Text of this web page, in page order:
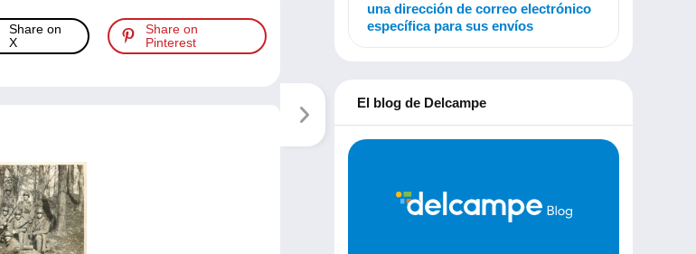
Share on
X
Share on
Pinterest
una dirección de correo electrónico
específica para sus envíos
El blog de Delcampe